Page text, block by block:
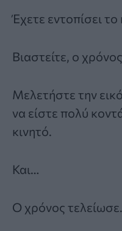
Έχετε εντοπίσει το
Βιαστείτε, ο χρόνος
Μελετήστε την
να είστε πολύ
κινητό.
Και…
Ο χρόνος τελείωσε.